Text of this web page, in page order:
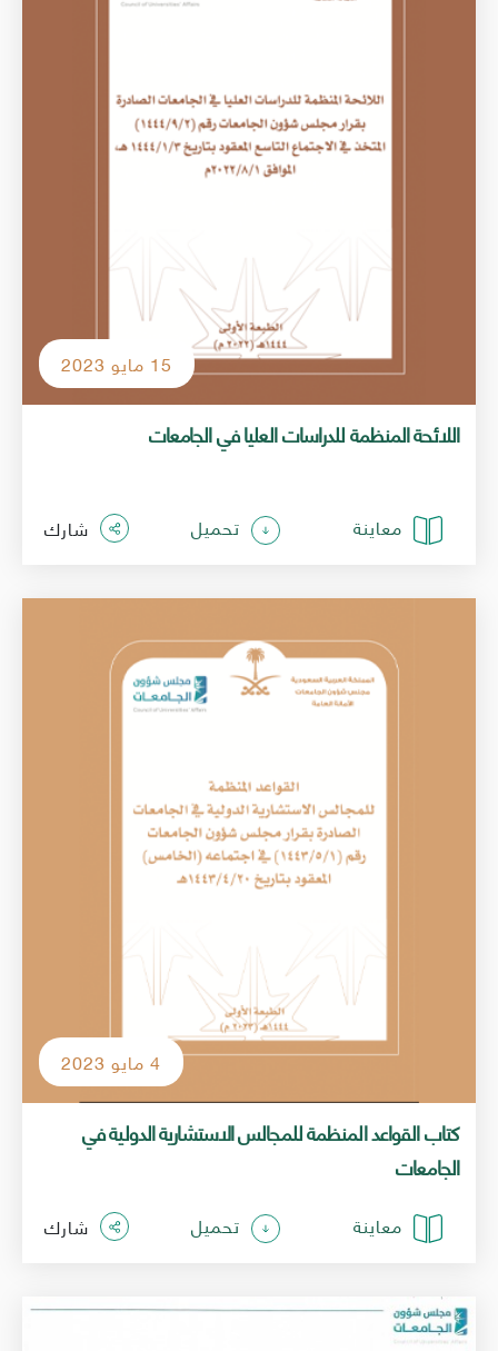
اللائحة المنظمة للدراسات العليا في الجامعات
15 مايو 2023
معاينة تحميل شارك
كتاب القواعد المنظمة للمجالس الاستشارية الدولية في
الجامعات
4 مايو 2023
معاينة تحميل شارك
الصورة